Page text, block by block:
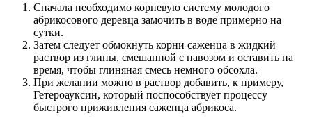
Сначала необходимо корневую систему молодого
абрикосового деревца замочить в воде примерно на
сутки.
Затем следует обмокнуть корни саженца в жидкий
раствор из глины, смешанной с навозом и оставить на
время, чтобы глиняная смесь немного обсохла.
При желании можно в раствор добавить, к примеру,
Гетероауксин, который поспособствует процессу
быстрого приживления саженца абрикоса.